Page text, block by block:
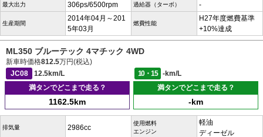
最大出力 306ps/6500rpm 過給器（ターボ） -
生産期間
2014年04月～201
5年03月
燃費性能
H27年度燃費基準
+10%達成
ML350 ブルーテック 4マチック 4WD
新車時価格812.5万円(税込)
JC08
12.5km/L 10・15
-km/L
満タンでどこまで走る？
1162.5km
満タンでどこまで走る？
-km
排気量 2986cc
使用燃料
エンジン
軽油
ディーゼル